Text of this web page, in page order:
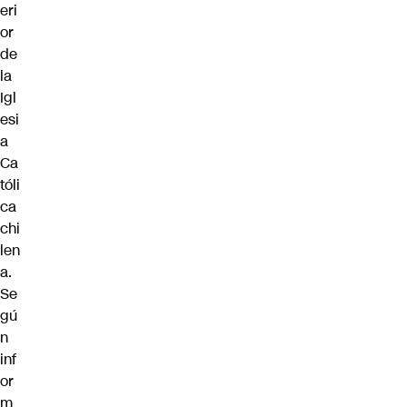
eri
or
de
la
Igl
esi
a
Ca
tóli
ca
chi
len
a.
Se
gú
n
inf
or
m